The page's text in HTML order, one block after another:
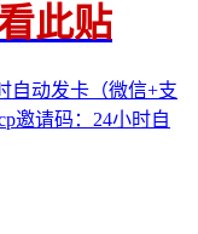
此贴
自动发卡（微信+支
邀请码：24小时自